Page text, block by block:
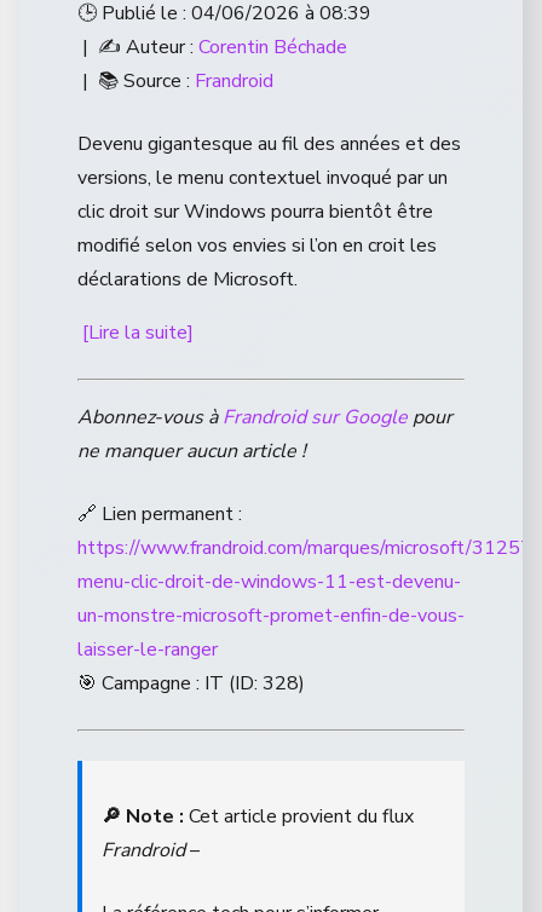
🕒 Publié le : 04/06/2026 à 08:39
| ✍️ Auteur : Corentin Béchade
| 📚 Source : Frandroid
Devenu gigantesque au fil des années et des
versions, le menu contextuel invoqué par un
clic droit sur Windows pourra bientôt être
modifié selon vos envies si l’on en croit les
déclarations de Microsoft.
[Lire la suite]
Abonnez-vous àFrandroid sur Google pour
ne manquer aucun article !
🔗 Lien permanent :
https://www.frandroid.com/marques/microsoft/
menu-clic-droit-de-windows-11-est-devenu-
un-monstre-microsoft-promet-enfin-de-vous-
laisser-le-ranger
🎯 Campagne : IT (ID: 328)
🔎 Note : Cet article provient du flux
Frandroid–